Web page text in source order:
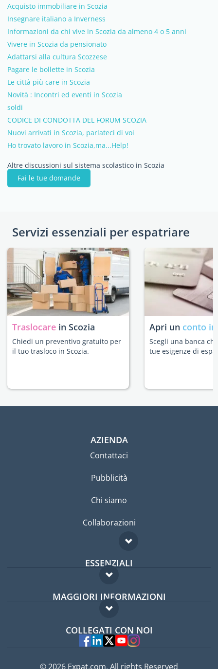
Acquisto immobiliare in Scozia
Insegnare italiano a Inverness
Informazioni da chi vive in Scozia da almeno 4 o 5 anni
Vivere in Scozia da pensionato
Adattarsi alla cultura Scozzese
Pagare le bollette in Scozia
Le città più care in Scozia
Novità : Incontri ed eventi in Scozia
soldi
CODICE DI CONDOTTA DEL FORUM SCOZIA
Nuovi arrivati in Scozia, parlateci di voi
Ho trovato lavoro in Scozia,ma...Help!
Altre discussioni sul sistema scolastico in Scozia
Fai le tue domande
Servizi essenziali per espatriare
Traslocare in Scozia
Chiedi un preventivo gratuito per
il tuo trasloco in Scozia.
Apri un conto
Scegli una banca
tue esigenze di
AZIENDA
Contattaci
Pubblicità
Chi siamo
Collaborazioni
ESSENZIALI
Forum per expat
Guida per expat
MAGGIORI INFORMAZIONI
Domande frequenti
Esperti
COLLEGATI CON NOI
© 2026 Expat.com, All rights Reserved